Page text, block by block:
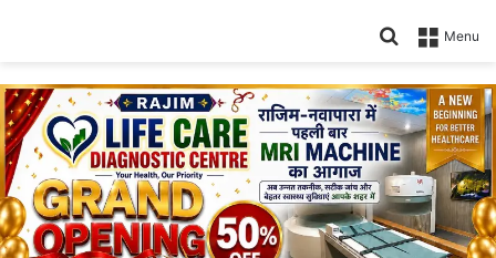
Menu
Search